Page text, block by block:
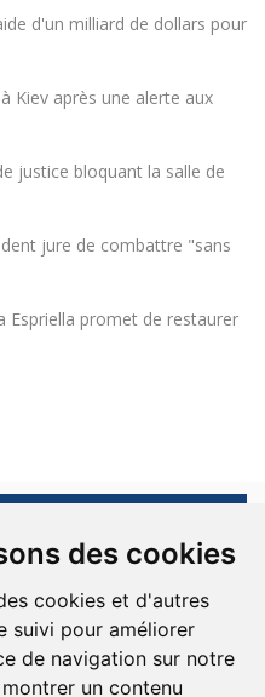
des cookies
cookies et d'autres
suivi pour améliorer
de navigation sur notre
un contenu
d'un milliard de dollars pour
Kiev après une alerte aux
justice bloquant la salle de
jure de combattre "sans
Espriella promet de restaurer
droits sont réservés.